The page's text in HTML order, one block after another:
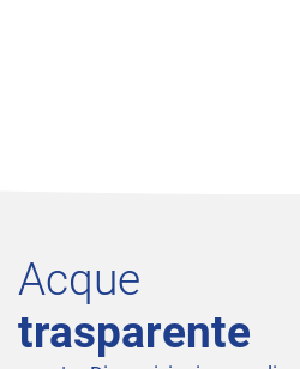
Acque
trasparente